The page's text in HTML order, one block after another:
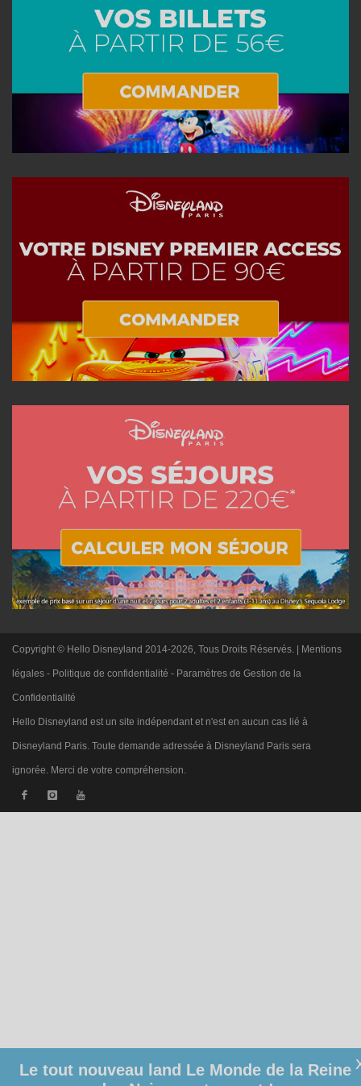
Copyright © Hello Disneyland 2014-2026, Tous Droits Réservés. | Mentions
légales - Politique de confidentialité - Paramètres de Gestion de la
Confidentialité
Hello Disneyland est un site indépendant et n'est en aucun cas lié à
Disneyland Paris. Toute demande adressée à Disneyland Paris sera
ignorée. Merci de votre compréhension.
Le tout nouveau land Le Monde de la Reine